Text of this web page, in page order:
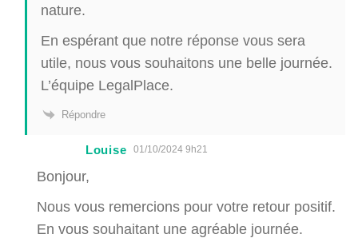
nature.
En espérant que notre réponse vous sera
utile, nous vous souhaitons une belle journée.
L’équipe LegalPlace.
Répondre
Louise 01/10/2024 9h21
Bonjour,
Nous vous remercions pour votre retour positif.
En vous souhaitant une agréable journée.